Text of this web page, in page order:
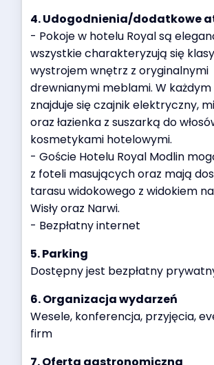
4. Udogodnienia/dodatkowe
- Pokoje w hotelu Royal są
wszystkie charakteryzują się
wystrojem wnętrz z oryginalnymi
drewnianymi meblami. W
znajduje się czajnik elektryczny,
oraz łazienka z suszarką do
kosmetykami hotelowymi.
- Goście Hotelu Royal Modlin
z foteli masujących oraz mają
tarasu widokowego z widokiem
Wisły oraz Narwi.
- Bezpłatny internet
5. Parking
Dostępny jest bezpłatny
6. Organizacja wydarzeń
Wesele, konferencja, przyjęcia,
firm